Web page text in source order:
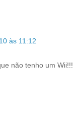
às 11:12
não tenho um Wii!!!